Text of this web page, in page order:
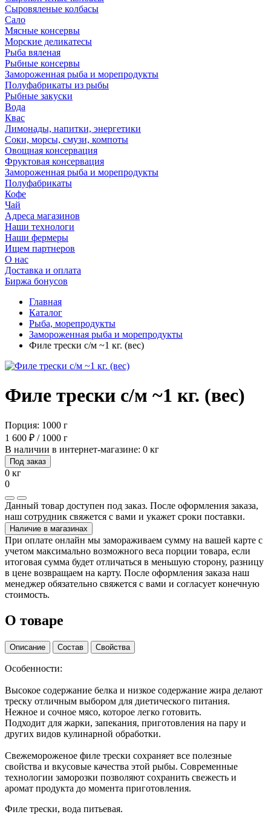
Сыровяленые колбасы
Сало
Мясные консервы
Морские деликатесы
Рыба вяленая
Рыбные консервы
Замороженная рыба и морепродукты
Полуфабрикаты из рыбы
Рыбные закуски
Вода
Квас
Лимонады, напитки, энергетики
Соки, морсы, смузи, компоты
Овощная консервация
Фруктовая консервация
Замороженная рыба и морепродукты
Полуфабрикаты
Кофе
Чай
Адреса магазинов
Наши технологи
Наши фермеры
Ищем партнеров
О нас
Доставка и оплата
Биржа бонусов
Главная
Каталог
Рыба, морепродукты
Замороженная рыба и морепродукты
Филе трески с/м ~1 кг. (вес)
Филе трески с/м ~1 кг. (вес)
Порция: 1000 г
1 600 ₽ / 1000 г
В наличии в интернет-магазине: 0 кг
Под заказ
0 кг
0
Данный товар доступен под заказ. После оформления заказа,
наш сотрудник свяжется с вами и укажет сроки поставки.
Наличие в магазинах
При оплате онлайн мы замораживаем сумму на вашей карте с
учетом максимально возможного веса порции товара, если
итоговая сумма будет отличаться в меньшую сторону, разницу
в цене возвращаем на карту. После оформления заказа наш
менеджер обязательно свяжется с вами и согласует конечную
стоимость.
О товаре
Описание Состав Свойства
Особенности:
Высокое содержание белка и низкое содержание жира делают
треску отличным выбором для диетического питания.
Нежное и сочное мясо, которое легко готовить.
Подходит для жарки, запекания, приготовления на пару и
других видов кулинарной обработки.
Свежемороженое филе трески сохраняет все полезные
свойства и вкусовые качества этой рыбы. Современные
технологии заморозки позволяют сохранить свежесть и
аромат продукта до момента приготовления.
Филе трески, вода питьевая.